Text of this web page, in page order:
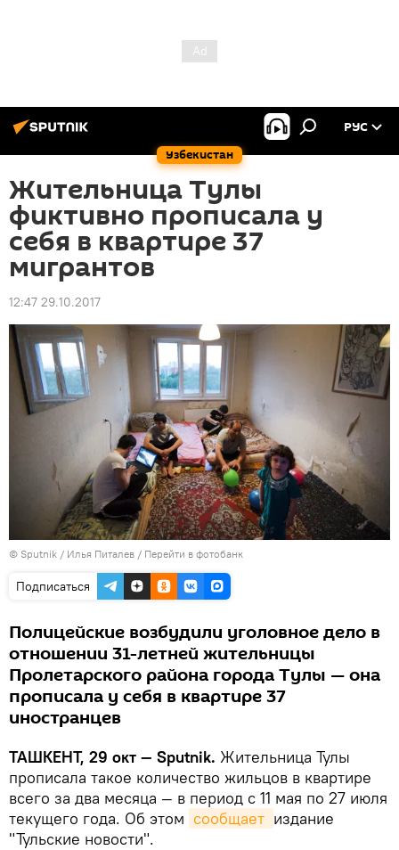
Узбекистан
РУС
Жительница Тулы
фиктивно прописала у
себя в квартире 37
мигрантов
12:47 29.10.2017
© Sputnik / Илья Питалев / Перейти в фотобанк
Подписаться
Полицейские возбудили уголовное дело в
отношении 31-летней жительницы
Пролетарского района города Тулы — она
прописала у себя в квартире 37
иностранцев
ТАШКЕНТ, 29 окт — Sputnik. Жительница Тулы
прописала такое количество жильцов в квартире
всего за два месяца — в период с 11 мая по 27 июля
текущего года. Об этом сообщает издание
"Тульские новости".